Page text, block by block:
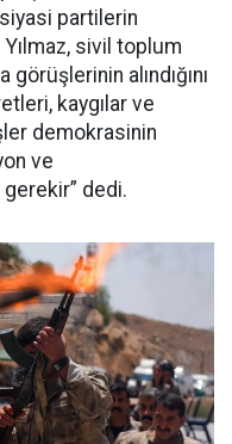
partilerin
sivil toplum
alındığını
kaygılar ve
demokrasinin
ve
dedi.